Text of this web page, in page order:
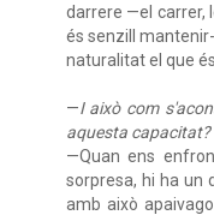
darrere —el carrer,
és senzill
naturalitat el que
—I això com
aquesta capacitat?
—Quan ens
sorpresa, hi ha un
amb això